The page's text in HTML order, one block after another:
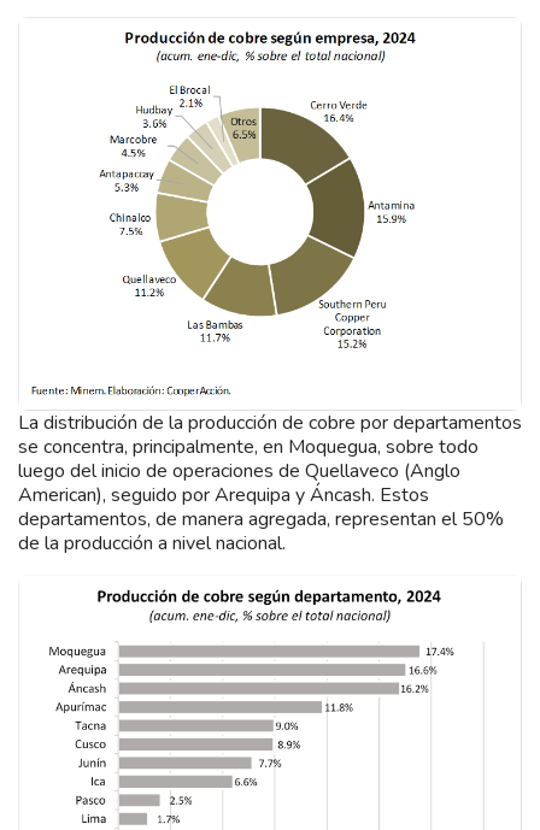
La distribución de la producción de cobre por departamentos
se concentra, principalmente, en Moquegua, sobre todo
luego del inicio de operaciones de Quellaveco (Anglo
American), seguido por Arequipa y Áncash. Estos
departamentos, de manera agregada, representan el 50%
de la producción a nivel nacional.